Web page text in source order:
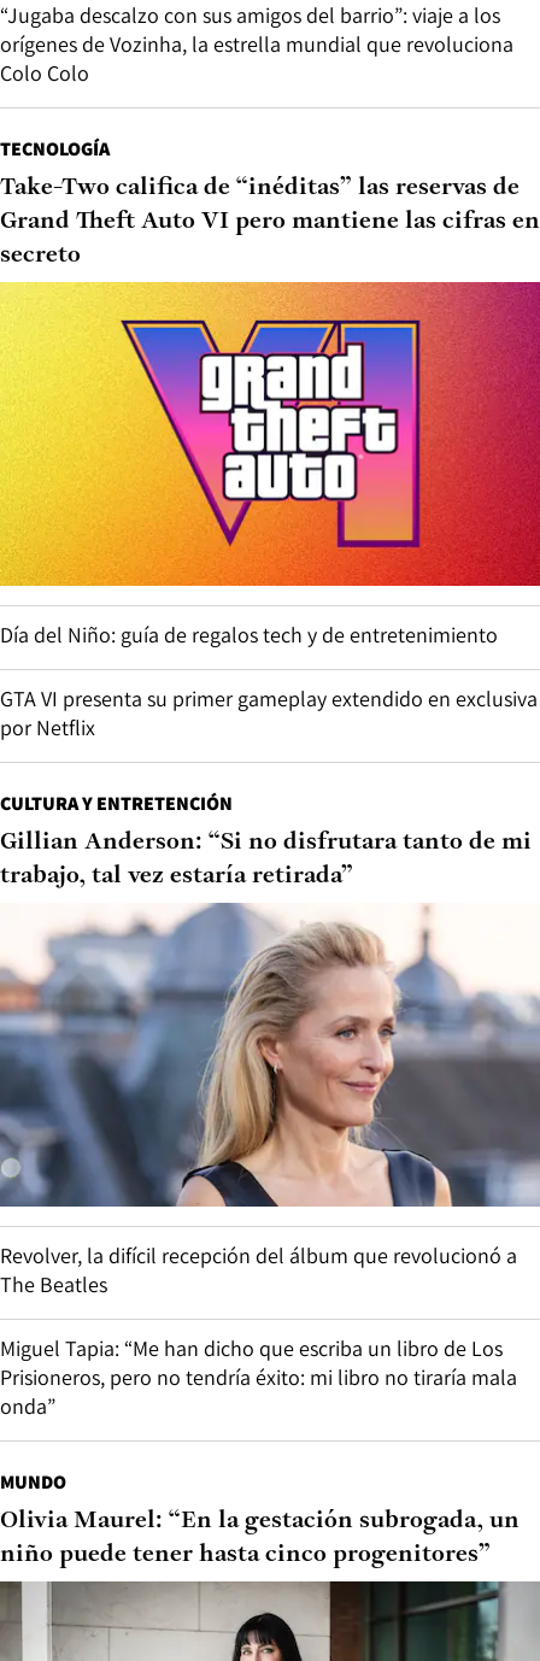
“Jugaba descalzo con sus amigos del barrio”: viaje a los
orígenes de Vozinha, la estrella mundial que revoluciona
Colo Colo
TECNOLOGÍA
Take-Two califica de “inéditas” las reservas de
Grand Theft Auto VI pero mantiene las cifras en
secreto
Día del Niño: guía de regalos tech y de entretenimiento
GTA VI presenta su primer gameplay extendido en exclusiva
por Netflix
CULTURA Y ENTRETENCIÓN
Gillian Anderson: “Si no disfrutara tanto de mi
trabajo, tal vez estaría retirada”
Revolver, la difícil recepción del álbum que revolucionó a
The Beatles
Miguel Tapia: “Me han dicho que escriba un libro de Los
Prisioneros, pero no tendría éxito: mi libro no tiraría mala
onda”
MUNDO
Olivia Maurel: “En la gestación subrogada, un
niño puede tener hasta cinco progenitores”